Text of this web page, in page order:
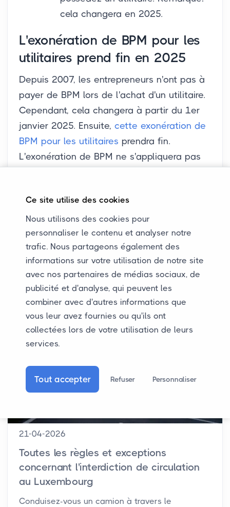
cela changera en 2025.
L'exonération de BPM pour les
utilitaires prend fin en 2025
Depuis 2007, les entrepreneurs n'ont pas à
payer de BPM lors de l'achat d'un utilitaire.
Cependant, cela changera à partir du 1er
janvier 2025. Ensuite, cette exonération de
BPM pour les utilitaires prendra fin.
L'exonération de BPM ne s'appliquera pas
électriques.
Plus de blogs de Transport
Automobile JUR
21-04-2026
Toutes les règles et exceptions
concernant l'interdiction de circulation
au Luxembourg
Conduisez-vous un camion à travers le
Ce site utilise des cookies
Nous utilisons des cookies pour
personnaliser le contenu et analyser notre
trafic. Nous partageons également des
informations sur votre utilisation de notre site
avec nos partenaires de médias sociaux, de
publicité et d'analyse, qui peuvent les
combiner avec d'autres informations que
vous leur avez fournies ou qu'ils ont
collectées lors de votre utilisation de leurs
services.
Refuser Personnaliser
Tout accepter